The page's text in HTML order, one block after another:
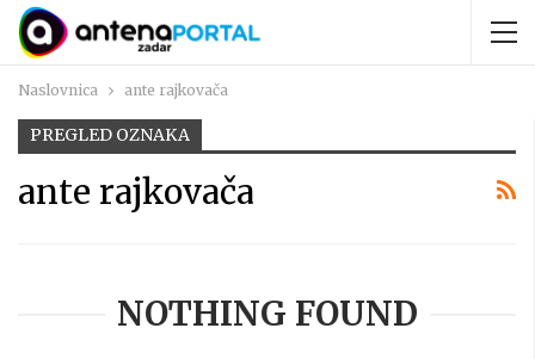
Naslovnica ante rajkovača
PREGLED OZNAKA
ante rajkovača
NOTHING FOUND